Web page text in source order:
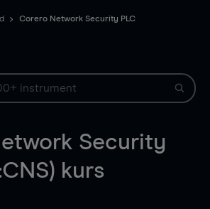
Corero Network Security PLC
Security
kurs